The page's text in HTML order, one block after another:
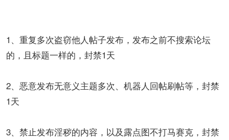
1、重复多次盗窃他人帖子发布，发布之前不搜索论坛
的，且标题一样的，封禁1天
2、恶意发布无意义主题多次、机器人回帖刷帖等，封禁
1天
3、禁止发布淫秽的内容，以及露点图不打马赛克，封禁